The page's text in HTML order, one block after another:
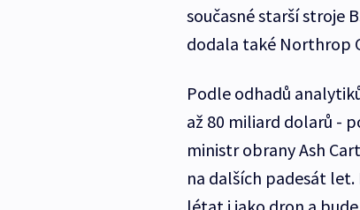
současné starší stroje
dodala také Northrop
Podle odhadů
až 80 miliard dolarů -
ministr obrany Ash
na dalších padesát